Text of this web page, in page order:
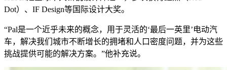
Dot）、IF Design等国际设计大奖。
“Pal是一个近乎未来的概念，用于灵活的‘最后一英里’电动汽
车，解决我们城市不断增长的拥堵和人口密度问题，并为这些
挑战提供可能的解决方案。”他补充说。